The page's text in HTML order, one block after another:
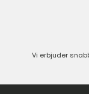
Vi erbjuder